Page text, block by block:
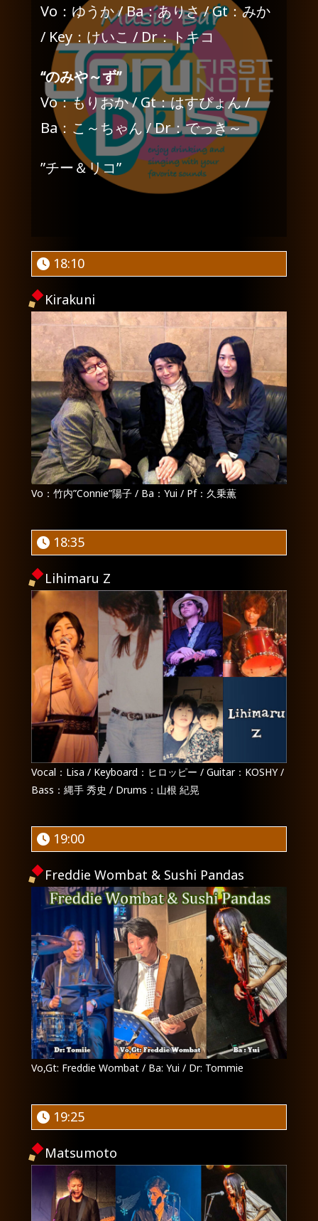
Vo：ゆうか / Ba：ありさ / Gt：みか
/ Key：けいこ / Dr：トキコ
“のみや～ず”
Vo：もりおか / Gt：はすぴょん /
Ba：こ～ちゃん / Dr：でっき～
”チー＆リコ”
18:10
Kirakuni
Vo：竹内”Connie”陽子 / Ba：Yui / Pf：久乗薫
18:35
Lihimaru Z
Vocal：Lisa / Keyboard：ヒロッピー / Guitar：KOSHY /
Bass：縄手 秀史 / Drums：山根 紀晃
19:00
Freddie Wombat & Sushi Pandas
Vo,Gt: Freddie Wombat / Ba: Yui / Dr: Tommie
19:25
Matsumoto